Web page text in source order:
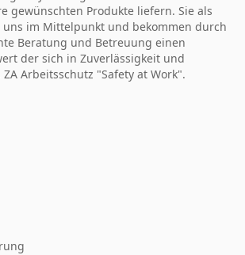
gewünschten Produkte liefern. Sie als
uns im Mittelpunkt und bekommen durch
Beratung und Betreuung einen
der sich in Zuverlässigkeit und
Arbeitsschutz "Safety at Work".